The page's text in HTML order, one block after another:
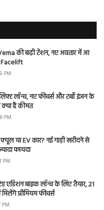
की बढ़ी टेंशन, नए अवतार में आ
Facelift
PM
लॉन्च, नए फीचर्स और टर्बो इंजन के
है कीमत
PM
या EV कार? नई गाड़ी खरीदने से
फायदा
PM
एडिशन बाइक लॉन्च के लिए तैयार, 21
प्रीमियम फीचर्स
PM